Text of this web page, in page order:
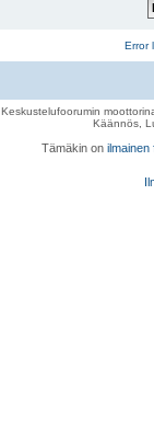
Error
Keskustelufoorumin
Käännös,
Tämäkin on ilmainen